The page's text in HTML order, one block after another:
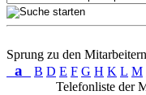
Sprung zu den
a B D E F G H K L M
Telefonliste der